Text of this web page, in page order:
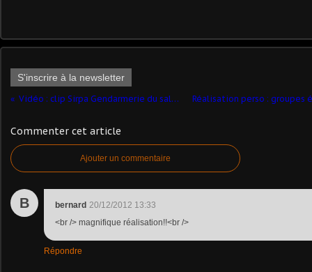
S'inscrire à la newsletter
Vidéo : clip Sirpa Gendarmerie du salon de l'automobile 2012
Commenter cet article
Ajouter un commentaire
B bernard 20/12/2012 13:33
<br /> magnifique réalisation!!<br />
Répondre